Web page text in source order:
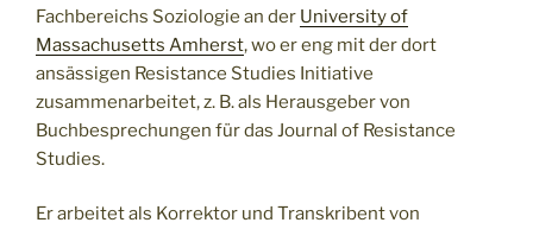
Fachbereichs Soziologie an der University of
Massachusetts Amherst, wo er eng mit der dort
ansässigen Resistance Studies Initiative
zusammenarbeitet, z. B. als Herausgeber von
Buchbesprechungen für das Journal of Resistance
Studies.
Er arbeitet als Korrektor und Transkribent von